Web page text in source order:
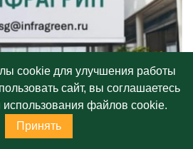
СТАТЬИ
cookie для улучшения работы
сайт, вы соглашаетесь
файлов cookie.
Принять